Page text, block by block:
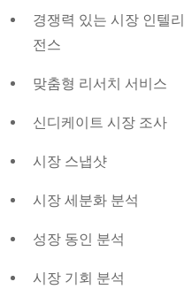
경쟁력 있는 시장 인텔리
전스
맞춤형 리서치 서비스
신디케이트 시장 조사
시장 스냅샷
시장 세분화 분석
성장 동인 분석
시장 기회 분석